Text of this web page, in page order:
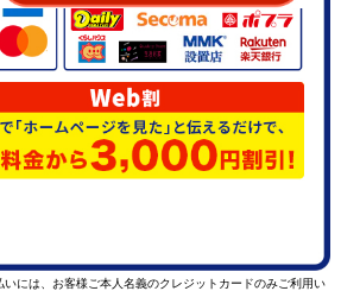
には、お客様ご本人名義のクレジットカードのみご利用い